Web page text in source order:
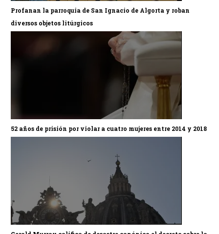
Profanan la parroquia de San Ignacio de Algorta y roban
diversos objetos litúrgicos
52 años de prisión por violar a cuatro mujeres entre 2014 y 2018